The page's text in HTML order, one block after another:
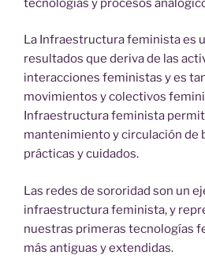
tecnologías y procesos
La Infraestructura feminista es
resultados que deriva de las
interacciones feministas y es
movimientos y colectivos
Infraestructura feminista
mantenimiento y circulación de
prácticas y cuidados.
Las redes de sororidad son un
infraestructura feminista, y
nuestras primeras tecnologías
más antiguas y extendidas.